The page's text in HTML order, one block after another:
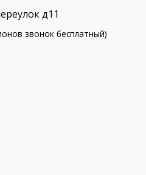
д11
звонок бесплатный)